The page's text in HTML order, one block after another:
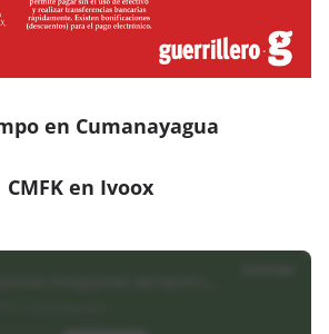
en Cumanayagua
CMFK en Ivoox